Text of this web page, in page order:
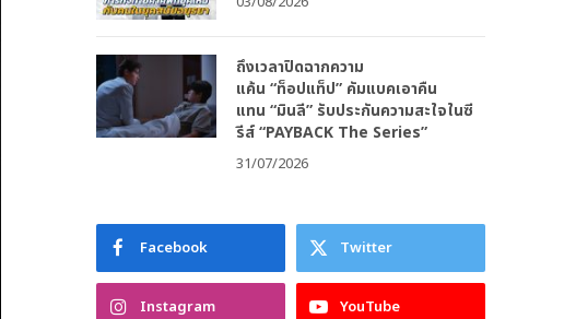
ถึงเวลาปิดฉากความ
แค้น “ท็อปแท็ป” คัมแบคเอาคืน
แทน “มินลี” รับประกันความสะใจในซี
รีส์ “PAYBACK The Series”
31/07/2026
Facebook Twitter
Instagram YouTube